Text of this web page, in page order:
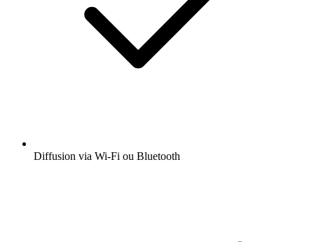
Diffusion via Wi-Fi ou Bluetooth